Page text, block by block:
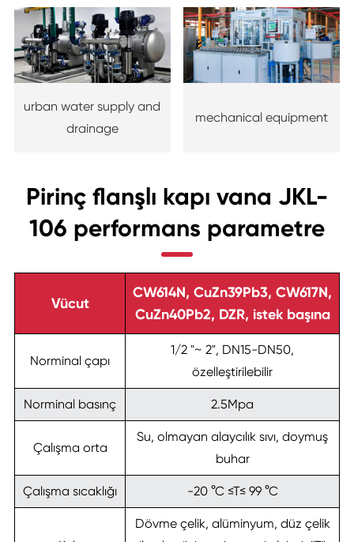
urban water supply and
drainage
mechanical equipment
Pirinç flanşlı kapı vana JKL-
106 performans parametre
Vücut
CW614N, CuZn39Pb3, CW617N,
CuZn40Pb2, DZR, istek başına
Norminal çapı
1/2 "~ 2", DN15-DN50,
özelleştirilebilir
Norminal basınç 2.5Mpa
Çalışma orta
Su, olmayan alaycılık sıvı, doymuş
buhar
Çalışma sıcaklığı -20 °C ≤T≤ 99 °C
Dövme çelik, alüminyum, düz çelik